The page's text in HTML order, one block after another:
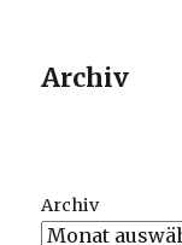
Archiv
Archiv